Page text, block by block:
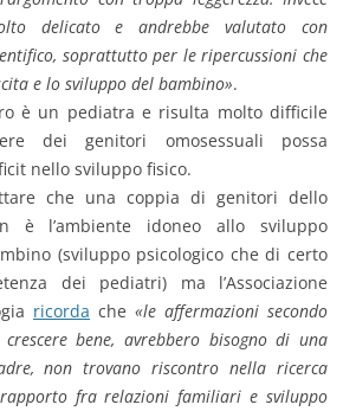
delicato e andrebbe valutato con
soprattutto per le ripercussioni che
e lo sviluppo del bambino».
è un pediatra e risulta molto difficile
dei genitori omosessuali possa
nello sviluppo fisico.
che una coppia di genitori dello
è l’ambiente idoneo allo sviluppo
(sviluppo psicologico che di certo
dei pediatri) ma l’Associazione
ricorda che «le affermazioni secondo
bene, avrebbero bisogno di una
non trovano riscontro nella ricerca
fra relazioni familiari e sviluppo